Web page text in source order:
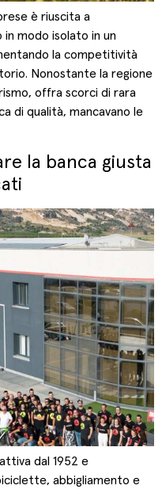
è riuscita a
modo isolato in un
la competitività
Nonostante la regione
offra scorci di rara
di qualità, mancavano le
la banca giusta
dal 1952 e
abbigliamento e